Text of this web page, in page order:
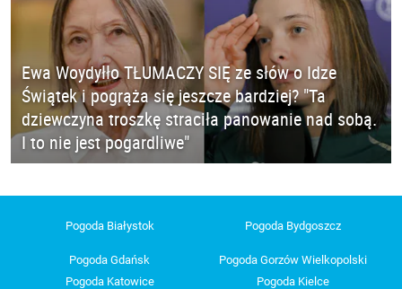
Ewa Woydyłło TŁUMACZY SIĘ ze słów o Idze
Świątek i pogrąża się jeszcze bardziej? "Ta
dziewczyna troszkę straciła panowanie nad sobą.
I to nie jest pogardliwe"
Pogoda Białystok Pogoda Bydgoszcz
Pogoda Gdańsk
Pogoda Gorzów Wielkopolski
Pogoda Katowice
Pogoda Kielce